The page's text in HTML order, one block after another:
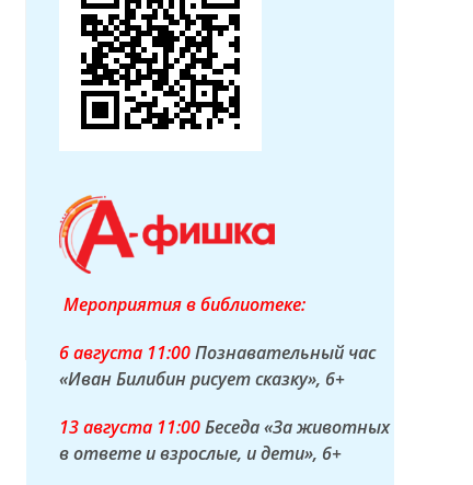
Мероприятия в библиотеке:
6 августа 11:00Познавательный час
«Иван Билибин рисует сказку», 6+
13 августа 11:00Беседа «За животных
в ответе и взрослые, и дети», 6+